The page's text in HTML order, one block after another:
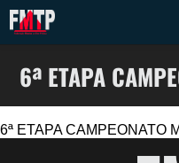
6ª ETAPA
6ª ETAPA CAMPEONATO